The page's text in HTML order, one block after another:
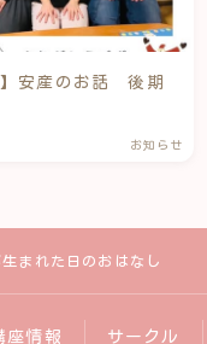
】安産のお話 後期
お知らせ
まれた日のおはなし
座情報 サークル